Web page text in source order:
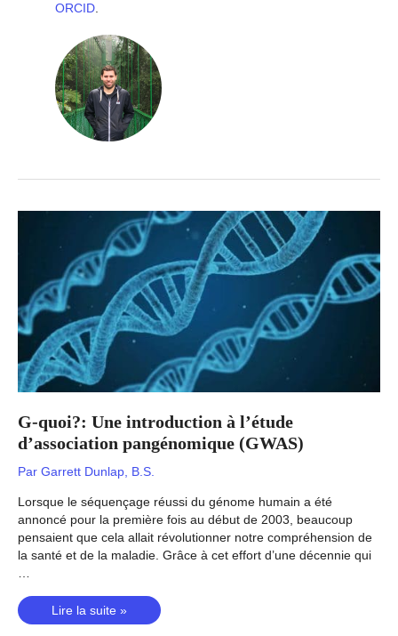
ORCID
G-quoi?: Une introduction à l’étude
d’association pangénomique (GWAS)
Par Garrett Dunlap, B.S.
Lorsque le séquençage réussi du génome humain a été
annoncé pour la première fois au début de 2003, beaucoup
pensaient que cela allait révolutionner notre compréhension de
la santé et de la maladie. Grâce à cet effort d’une décennie qui
G-
quoi?:
Lire la suite »